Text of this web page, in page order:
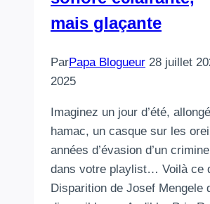
mais glaçante
ParPapa Blogueur 28 juillet
2025
Imaginez un jour d’été,
hamac, un casque sur les
années d’évasion d’un
dans votre playlist… Voilà ce
Disparition de Josef Mengele